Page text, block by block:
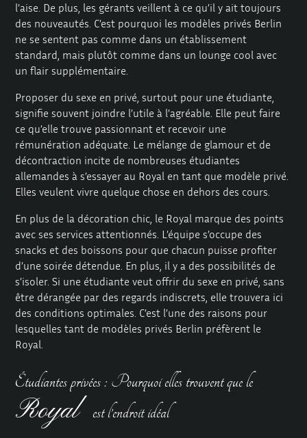
l’aise. De plus, les gérants veillent à ce qu’il y ait toujours
des nouveautés. C’est pourquoi les modèles privés Berlin
ne se sentent pas comme dans un établissement
standard, mais plutôt comme dans un lounge cool avec
un flair supplémentaire.
Proposer du sexe en privé, surtout pour une étudiante,
signifie souvent joindre l’utile à l’agréable. Elle peut faire
ce qu’elle trouve passionnant et recevoir une
rémunération adéquate. Le mélange de glamour et de
décontraction incite de nombreuses étudiantes
allemandes à s’essayer au Royal en tant que modèle privé.
Elles veulent vivre quelque chose en dehors des cours.
En plus de la décoration chic, le Royal marque des points
avec ses services attentionnés. L’équipe s’occupe des
snacks et des boissons pour que chacun puisse profiter
d’une soirée détendue. En plus, il y a des possibilités de
s’isoler. Si une étudiante veut offrir du sexe en privé, sans
être dérangée par des regards indiscrets, elle trouvera ici
des conditions optimales. C’est l’une des raisons pour
lesquelles tant de modèles privés Berlin préfèrent le
Royal.
Étudiantes privées : Pourquoi elles trouvent que le
Royal est l’endroit idéal